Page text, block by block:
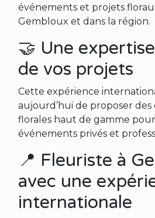
événements et projets
Gembloux et dans la région.
🤝 Une
de vos projets
Cette expérience
aujourd’hui de proposer des
florales haut de gamme pour
événements privés et
📍 Fleuriste à
avec une
internationale